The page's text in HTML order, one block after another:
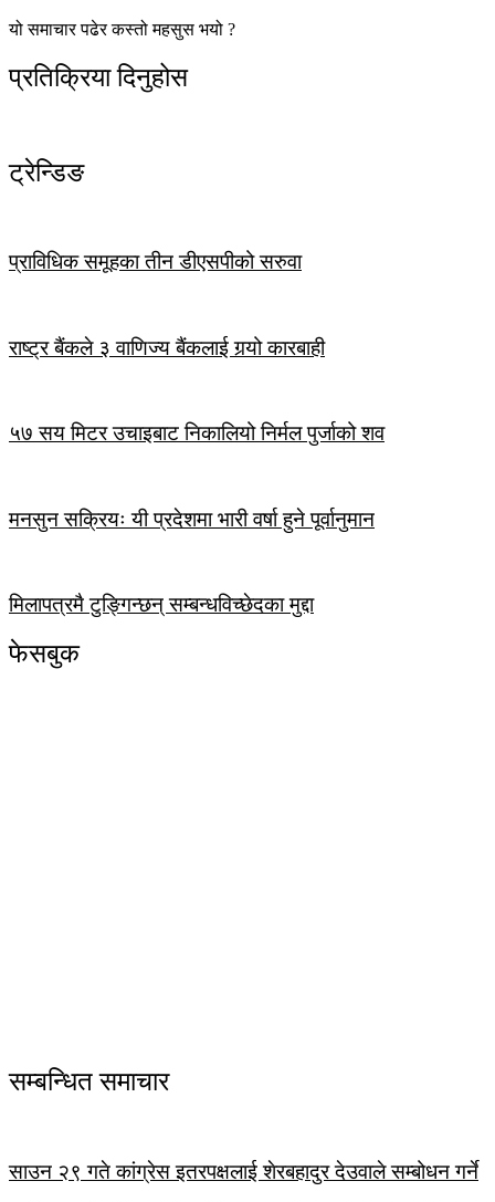
यो समाचार पढेर कस्तो महसुस भयो ?
प्रतिक्रिया दिनुहोस
ट्रेन्डिङ
प्राविधिक समूहका तीन डीएसपीको सरुवा
राष्ट्र बैंकले ३ वाणिज्य बैंकलाई गर्‍यो कारबाही
५७ सय मिटर उचाइबाट निकालियो निर्मल पुर्जाको शव
मनसुन सक्रियः यी प्रदेशमा भारी वर्षा हुने पूर्वानुमान
मिलापत्रमै टुङ्गिन्छन् सम्बन्धविच्छेदका मुद्दा
फेसबुक
सम्बन्धित समाचार
साउन २९ गते कांग्रेस इतरपक्षलाई शेरबहादुर देउवाले सम्बोधन गर्ने